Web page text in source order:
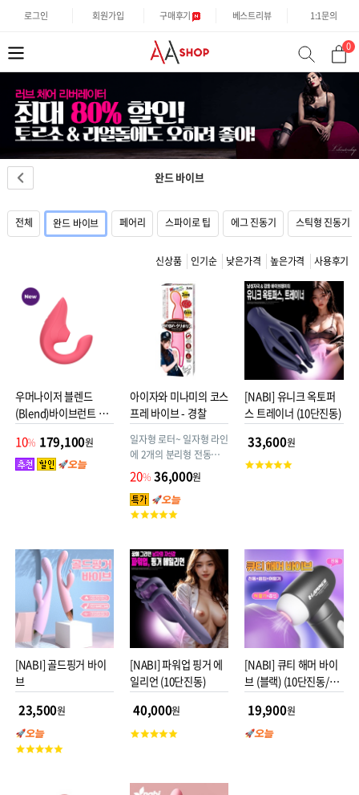
로그인 회원가입 구매후기 베스트리뷰 1:1문의
류
색
0
완드 바이브
전체 완드 바이브 페어리 스파이로 팁 에그 진동기 스틱형 진동기
신상품 인기순 낮은가격 높은가격 사용후기
우머나이저 블렌드
(Blend)바이브런트 코
10% 179,100원
아이자와 미나미의 코스
프레 바이브 - 경찰
일자형 로터~ 일자형 라인
에 2개의 분리형 전동장치
가 진동으로 자극하는 바
이브
20% 36,000원
고
점
[NABI] 유니크 옥토퍼
스 트레이너 (10단진동)
33,600원
고
[NABI] 골드핑거 바이
브
23,500원
고
[NABI] 파워업 핑거 에
일리언 (10단진동)
40,000원
고
[NABI] 큐티 해머 바이
브 (블랙) (10단진동/릭
19,900원